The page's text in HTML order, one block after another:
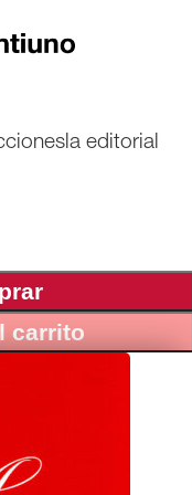
la editorial
carrito